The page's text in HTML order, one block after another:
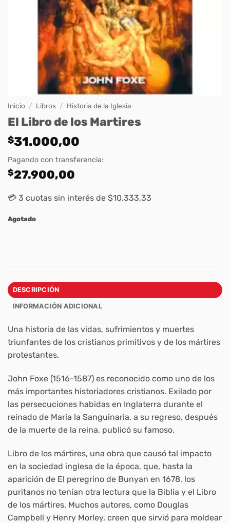
Inicio / Libros / Historia de la Iglesia
El Libro de los Martires
$31.000,00
Pagando con transferencia:
$27.900,00
💳 3 cuotas sin interés de $10.333,33
Agotado
DESCRIPCIÓN
INFORMACIÓN ADICIONAL
Una historia de las vidas, sufrimientos y muertes
triunfantes de los cristianos primitivos y de los mártires
protestantes.
John Foxe (1516-1587) es reconocido como uno de los
más importantes historiadores cristianos. Exilado por
las persecuciones habidas en Inglaterra durante el
reinado de María la Sanguinaria, a su regreso, después
de la muerte de la reina, publicó su famoso.
Libro de los mártires, una obra que causó tal impacto
en la sociedad inglesa de la época, que, hasta la
aparición de El peregrino de Bunyan en 1678, los
puritanos no tenían otra lectura que la Biblia y el Libro
de los mártires. Muchos autores, como Douglas
Campbell y Henry Morley, creen que sirvió para moldear